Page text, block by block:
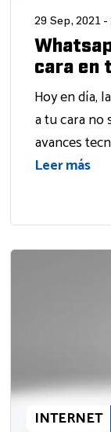
29 Sep, 2021 -
cara en
Hoy en día,
a tu cara no
avances
Leer más
INTERNET